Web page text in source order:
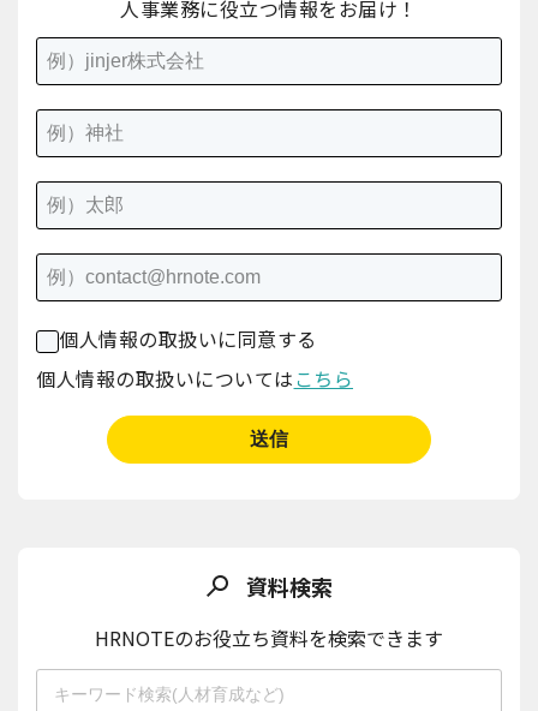
人事業務に役立つ情報をお届け！
個人情報の取扱いに同意する
個人情報の取扱いについては こちら
資料検索
HRNOTEのお役立ち資料を検索できます